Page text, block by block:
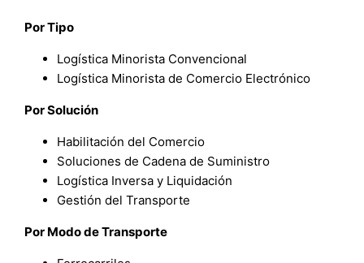
Por Tipo
Logística Minorista Convencional
Logística Minorista de Comercio Electrónico
Por Solución
Habilitación del Comercio
Soluciones de Cadena de Suministro
Logística Inversa y Liquidación
Gestión del Transporte
Por Modo de Transporte